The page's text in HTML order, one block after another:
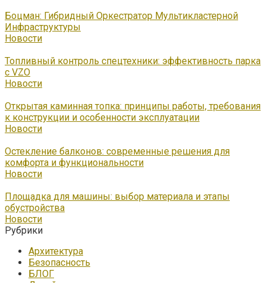
Боцман: Гибридный Оркестратор Мультикластерной
Инфраструктуры
Новости
Топливный контроль спецтехники: эффективность парка
с VZO
Новости
Открытая каминная топка: принципы работы, требования
к конструкции и особенности эксплуатации
Новости
Остекление балконов: современные решения для
комфорта и функциональности
Новости
Площадка для машины: выбор материала и этапы
обустройства
Новости
Рубрики
Архитектура
Безопасность
БЛОГ